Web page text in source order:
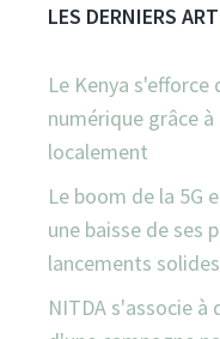
LES DERNIERS
Le Kenya
numérique grâce
localement
Le boom de la 5G
une baisse de ses
lancements solides
NITDA s'associe à